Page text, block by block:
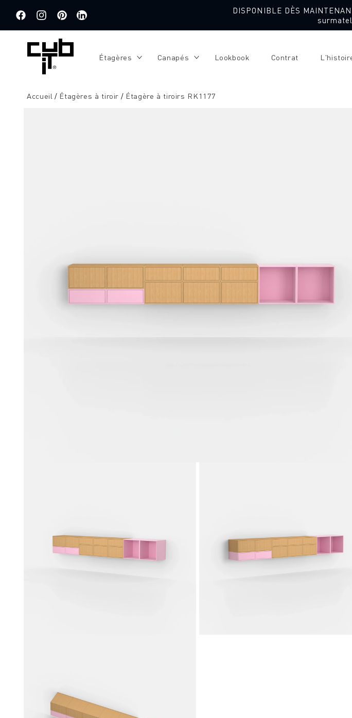
directement
au contenu
FacebookInstagramPinterestTraduction
manquante
de.general.social.links.linkedin
DISPONIBLE DÈS
Étagères Canapés Lookbook Contrat
Accueil Étagères à tiroir Étagère à tiroirs RK1177